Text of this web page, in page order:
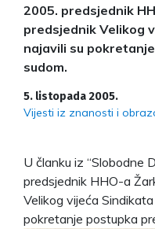
2005. predsjednik
predsjednik Velikog
najavili su
sudom.
5. listopada 2005.
Vijesti iz znanosti i
U članku iz “Slobodne
predsjednik HHO-a
Velikog vijeća
pokretanje postupka